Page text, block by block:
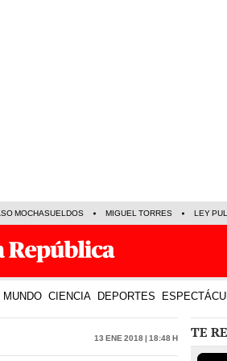
MOCHASUELDOS MIGUEL TORRES LEY
MUNDO CIENCIA DEPORTES
13 Ene 2018 | 18:48 h TE